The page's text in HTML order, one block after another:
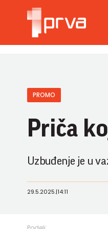
PROMO
Priča
Uzbuđenje je u
29.5.2025.|14:11